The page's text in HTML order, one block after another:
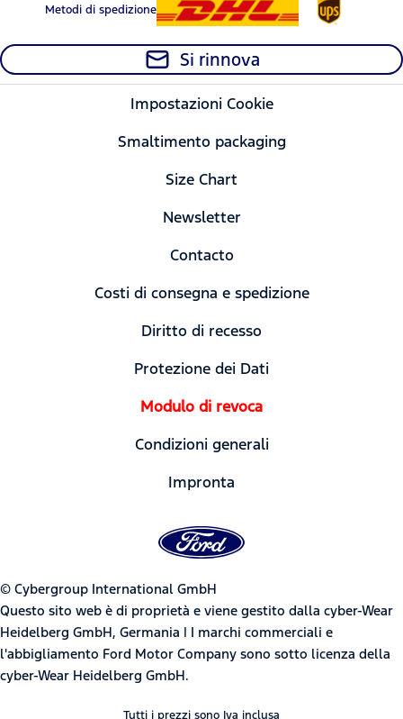
Metodi di spedizione
Si rinnova
Impostazioni Cookie
Smaltimento packaging
Size Chart
Newsletter
Contacto
Costi di consegna e spedizione
Diritto di recesso
Protezione dei Dati
Modulo di revoca
Condizioni generali
Impronta
© Cybergroup International GmbH
Questo sito web è di proprietà e viene gestito dalla cyber-Wear
Heidelberg GmbH, Germania | I marchi commerciali e
l'abbigliamento Ford Motor Company sono sotto licenza della
cyber-Wear Heidelberg GmbH.
Tutti i prezzi sono Iva inclusa